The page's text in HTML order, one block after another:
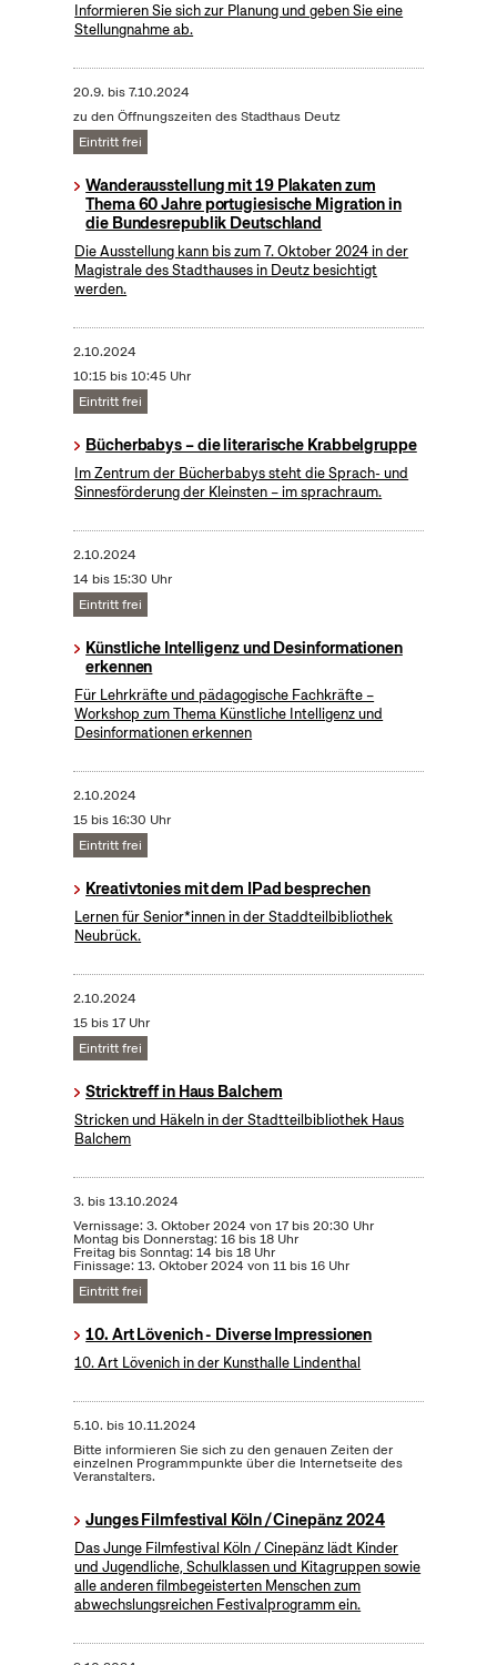
Informieren Sie sich zur Planung und geben Sie eine
Stellungnahme ab.
20.9. bis7.10.2024
zu den Öffnungszeiten des Stadthaus Deutz
Eintritt frei
Wanderausstellung mit 19 Plakaten zum
Thema 60 Jahre portugiesische Migration in
die Bundesrepublik Deutschland
Die Ausstellung kann bis zum 7. Oktober 2024 in der
Magistrale des Stadthauses in Deutz besichtigt
werden.
2.10.2024
10:15 bis 10:45 Uhr
Eintritt frei
Bücherbabys – die literarische Krabbelgruppe
Im Zentrum der Bücherbabys steht die Sprach- und
Sinnesförderung der Kleinsten – im sprachraum.
2.10.2024
14 bis 15:30 Uhr
Eintritt frei
Künstliche Intelligenz und Desinformationen
erkennen
Für Lehrkräfte und pädagogische Fachkräfte –
Workshop zum Thema Künstliche Intelligenz und
Desinformationen erkennen
2.10.2024
15 bis 16:30 Uhr
Eintritt frei
Kreativtonies mit dem IPad besprechen
Lernen für Senior*innen in der Staddteilbibliothek
Neubrück.
2.10.2024
15 bis 17 Uhr
Eintritt frei
Stricktreff in Haus Balchem
Stricken und Häkeln in der Stadtteilbibliothek Haus
Balchem
3. bis13.10.2024
Vernissage: 3. Oktober 2024 von 17 bis 20:30 Uhr
Montag bis Donnerstag: 16 bis 18 Uhr
Freitag bis Sonntag: 14 bis 18 Uhr
Finissage: 13. Oktober 2024 von 11 bis 16 Uhr
Eintritt frei
10. Art Lövenich - Diverse Impressionen
10. Art Lövenich in der Kunsthalle Lindenthal
5.10. bis10.11.2024
Bitte informieren Sie sich zu den genauen Zeiten der
einzelnen Programmpunkte über die Internetseite des
Veranstalters.
Junges Filmfestival Köln / Cinepänz 2024
Das Junge Filmfestival Köln / Cinepänz lädt Kinder
und Jugendliche, Schulklassen und Kitagruppen sowie
alle anderen filmbegeisterten Menschen zum
abwechslungsreichen Festivalprogramm ein.